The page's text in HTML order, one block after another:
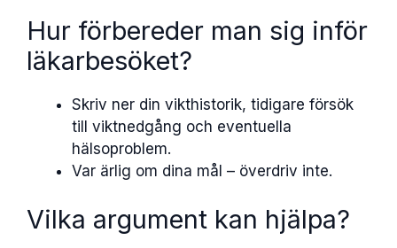
Hur förbereder man sig inför
läkarbesöket?
Skriv ner din vikthistorik, tidigare försök
till viktnedgång och eventuella
hälsoproblem.
Var ärlig om dina mål – överdriv inte.
Vilka argument kan hjälpa?